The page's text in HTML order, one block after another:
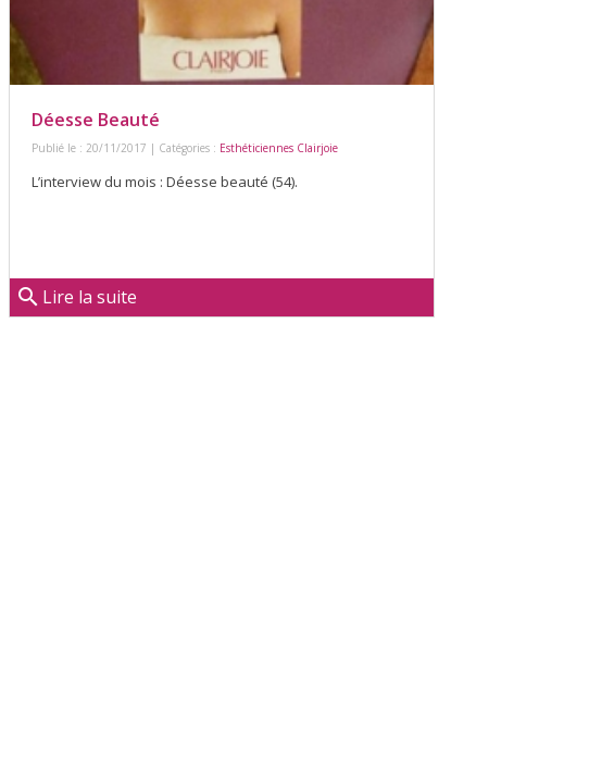
Déesse Beauté
Publié le : 20/11/2017 | Catégories : Esthéticiennes Clairjoie
L’interview du mois : Déesse beauté (54).
search Lire la suite